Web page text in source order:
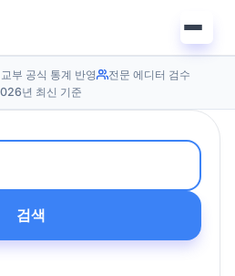
부 공식 통계 반영
전문 에디터 검수
년 최신 기준
검색